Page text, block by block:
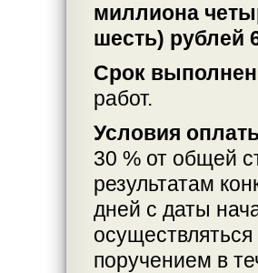
миллиона
шесть) рублей
Срок
работ.
Условия
30 % от общей
результатам
дней с даты
поручением в